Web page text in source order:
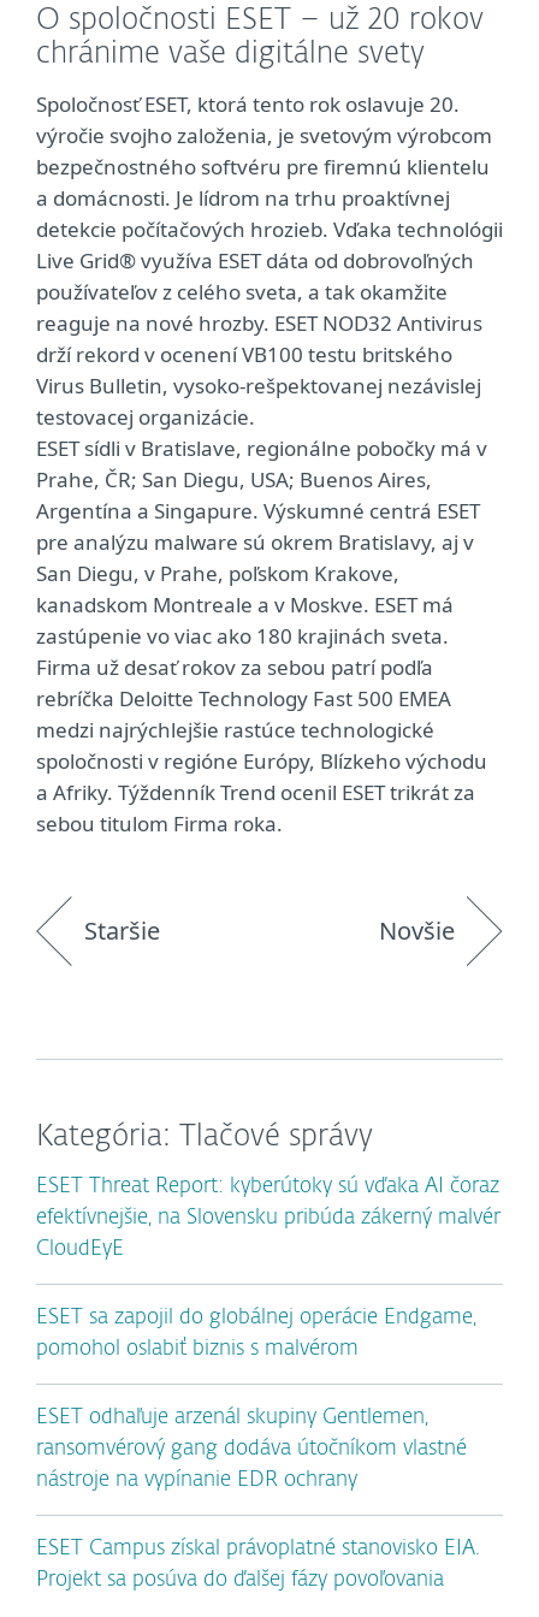
O spoločnosti ESET – už 20 rokov
chránime vaše digitálne svety
Spoločnosť ESET, ktorá tento rok oslavuje 20.
výročie svojho založenia, je svetovým výrobcom
bezpečnostného softvéru pre firemnú klientelu
a domácnosti. Je lídrom na trhu proaktívnej
detekcie počítačových hrozieb. Vďaka technológii
Live Grid® využíva ESET dáta od dobrovoľných
používateľov z celého sveta, a tak okamžite
reaguje na nové hrozby. ESET NOD32 Antivirus
drží rekord v ocenení VB100 testu britského
Virus Bulletin, vysoko-rešpektovanej nezávislej
testovacej organizácie.
ESET sídli v Bratislave, regionálne pobočky má v
Prahe, ČR; San Diegu, USA; Buenos Aires,
Argentína a Singapure. Výskumné centrá ESET
pre analýzu malware sú okrem Bratislavy, aj v
San Diegu, v Prahe, poľskom Krakove,
kanadskom Montreale a v Moskve. ESET má
zastúpenie vo viac ako 180 krajinách sveta.
Firma už desať rokov za sebou patrí podľa
rebríčka Deloitte Technology Fast 500 EMEA
medzi najrýchlejšie rastúce technologické
spoločnosti v regióne Európy, Blízkeho východu
a Afriky. Týždenník Trend ocenil ESET trikrát za
sebou titulom Firma roka.
Staršie Novšie
Kategória: Tlačové správy
ESET Threat Report: kyberútoky sú vďaka AI čoraz
efektívnejšie, na Slovensku pribúda zákerný malvér
CloudEyE
ESET sa zapojil do globálnej operácie Endgame,
pomohol oslabiť biznis s malvérom
ESET odhaľuje arzenál skupiny Gentlemen,
ransomvérový gang dodáva útočníkom vlastné
nástroje na vypínanie EDR ochrany
ESET Campus získal právoplatné stanovisko EIA.
Projekt sa posúva do ďalšej fázy povoľovania